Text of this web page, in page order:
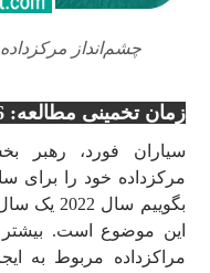
چشم‌انداز مرکزداده
زمان تخمینی مطالعه: 6 دقیقه
بگوییم
این موضوع است.
مراکزداده مربوط به